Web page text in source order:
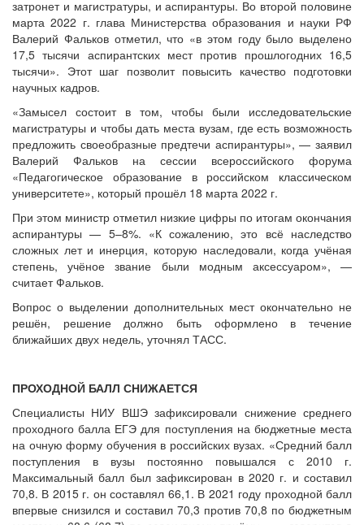
затронет и магистратуры, и аспирантуры. Во второй половине
марта 2022 г. глава Министерства образования и науки РФ
Валерий Фальков отметил, что «в этом году было выделено
17,5 тысячи аспирантских мест против прошлогодних 16,5
тысячи». Этот шаг позволит повысить качество подготовки
научных кадров.
«Замысел состоит в том, чтобы были исследовательские
магистратуры и чтобы дать места вузам, где есть возможность
предложить своеобразные предтечи аспирантуры», — заявил
Валерий Фальков на сессии всероссийского форума
«Педагогическое образование в российском классическом
университете», который прошёл 18 марта 2022 г.
При этом министр отметил низкие цифры по итогам окончания
аспирантуры — 5–8%. «К сожалению, это всё наследство
сложных лет и инерция, которую наследовали, когда учёная
степень, учёное звание были модным аксессуаром», —
считает Фальков.
Вопрос о выделении дополнительных мест окончательно не
решён, решение должно быть оформлено в течение
ближайших двух недель, уточнял ТАСС.
ПРОХОДНОЙ БАЛЛ СНИЖАЕТСЯ
Специалисты НИУ ВШЭ зафиксировали снижение среднего
проходного балла ЕГЭ для поступления на бюджетные места
на очную форму обучения в российских вузах. «Средний балл
поступления в вузы постоянно повышался с 2010 г.
Максимальный балл был зафиксирован в 2020 г. и составил
70,8. В 2015 г. он составлял 66,1. В 2021 году проходной балл
впервые снизился и составил 70,3 против 70,8 по бюджетным